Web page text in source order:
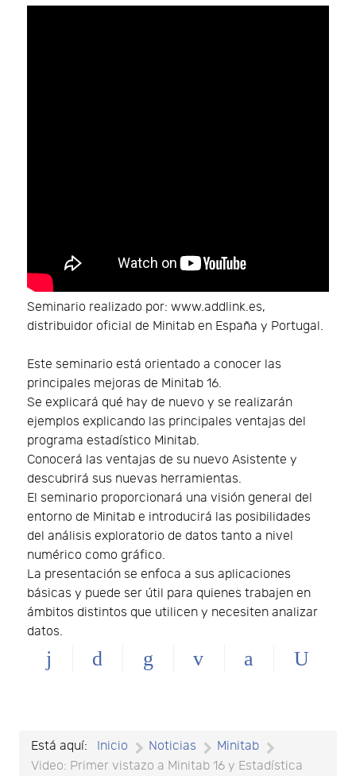
Seminario realizado por: www.addlink.es,
distribuidor oficial de Minitab en España y Portugal.
Este seminario está orientado a conocer las
principales mejoras de Minitab 16.
Se explicará qué hay de nuevo y se realizarán
ejemplos explicando las principales ventajas del
programa estadístico Minitab.
Conocerá las ventajas de su nuevo Asistente y
descubrirá sus nuevas herramientas.
El seminario proporcionará una visión general del
entorno de Minitab e introducirá las posibilidades
del análisis exploratorio de datos tanto a nivel
numérico como gráfico.
La presentación se enfoca a sus aplicaciones
básicas y puede ser útil para quienes trabajen en
ámbitos distintos que utilicen y necesiten analizar
datos.
Está aquí: Inicio Noticias
Minitab
Video: Primer vistazo a Minitab 16 y Estadística